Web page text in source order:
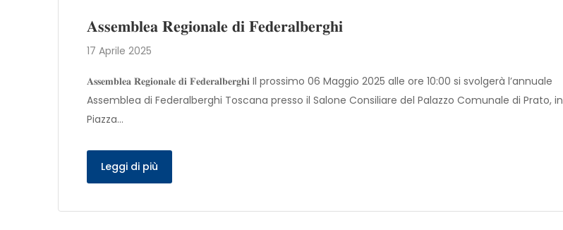
𝐀𝐬𝐬𝐞𝐦𝐛𝐥𝐞𝐚 𝐑𝐞𝐠𝐢𝐨𝐧𝐚𝐥𝐞 𝐝𝐢 𝐅𝐞𝐝𝐞𝐫𝐚𝐥𝐛𝐞𝐫𝐠𝐡𝐢
17 Aprile 2025
𝐀𝐬𝐬𝐞𝐦𝐛𝐥𝐞𝐚 𝐑𝐞𝐠𝐢𝐨𝐧𝐚𝐥𝐞 𝐝𝐢 𝐅𝐞𝐝𝐞𝐫𝐚𝐥𝐛𝐞𝐫𝐠𝐡𝐢 Il prossimo 06 Maggio 2025 alle ore 10:00 si svolgerà l’annuale
Assemblea di Federalberghi Toscana presso il Salone Consiliare del Palazzo Comunale di Prato, in
Piazza…
Leggi di più